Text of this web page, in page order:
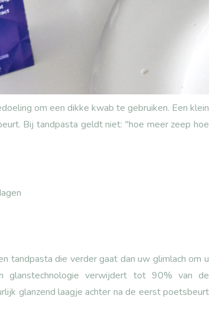
om een dikke kwab te gebruiken. Een klein
Bij tandpasta geldt niet: "hoe meer zeep hoe
tandpasta die verder gaat dan uw glimlach om u
glanstechnologie verwijdert tot 90% van de
glanzend laagje achter na de eerst poetsbeurt